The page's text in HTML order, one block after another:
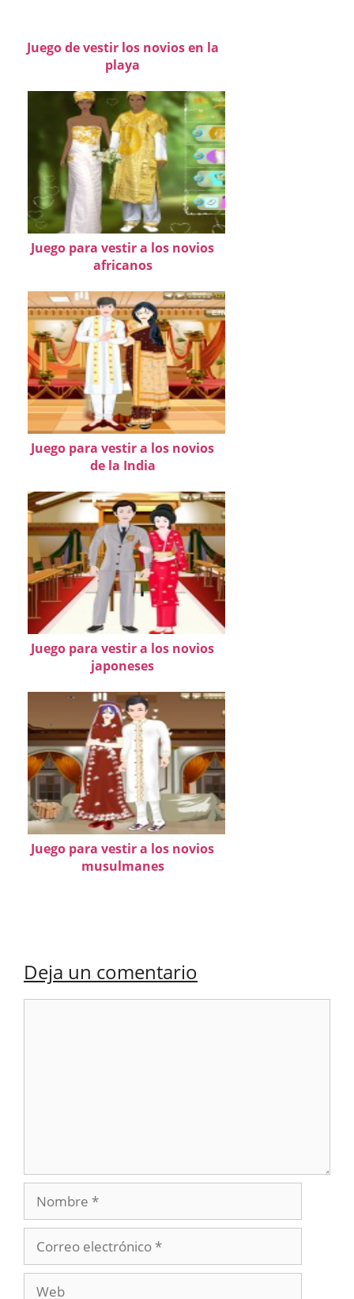
Juego de vestir los novios en la
playa
Juego para vestir a los novios
africanos
Juego para vestir a los novios
de la India
Juego para vestir a los novios
japoneses
Juego para vestir a los novios
musulmanes
Deja un comentario
Nombre
electrónico